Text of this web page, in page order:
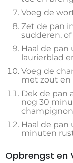
Voeg de
Zet de pan
sudderen,
Haal de
laurierblad
Voeg de
met zout en
Dek de pan
nog 30
Haal de pan
minuten
Opbrengst en